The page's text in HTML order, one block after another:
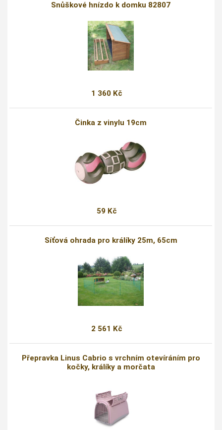
Snůškové hnízdo k domku 82807
1 360 Kč
Činka z vinylu 19cm
59 Kč
Síťová ohrada pro králíky 25m, 65cm
2 561 Kč
Přepravka Linus Cabrio s vrchním otevíráním pro
kočky, králíky a morčata